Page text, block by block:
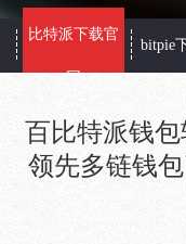
比特派下载官
网
bitpie
百比特派钱
领先多链钱